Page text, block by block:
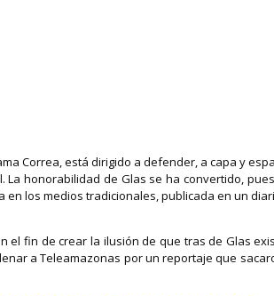
Correa, está dirigido a defender, a capa y
honorabilidad de Glas se ha convertido,
en los medios tradicionales, publicada en un
el fin de crear la ilusión de que tras de Glas
a Teleamazonas por un reportaje que